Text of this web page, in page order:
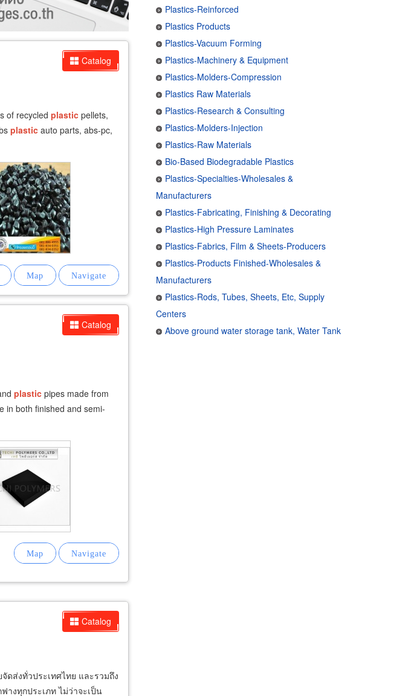
Catalog
of recycled plastic pellets,
plastic auto parts, abs-pc,
Catalog
plastic pipes made from
in both finished and semi-
Catalog
ดส่งทั่วประเทศไทย และรวมถึง
างทุกประเภท ไม่ว่าจะเป็น
Plastics-Reinforced
Plastics Products
Plastics-Vacuum Forming
Plastics-Machinery & Equipment
Plastics-Molders-Compression
Plastics Raw Materials
Plastics-Research & Consulting
Plastics-Molders-Injection
Plastics-Raw Materials
Bio-Based Biodegradable Plastics
Plastics-Specialties-Wholesales &
Manufacturers
Plastics-Fabricating, Finishing & Decorating
Plastics-High Pressure Laminates
Plastics-Fabrics, Film & Sheets-Producers
Plastics-Products Finished-Wholesales &
Manufacturers
Plastics-Rods, Tubes, Sheets, Etc, Supply
Centers
Above ground water storage tank, Water Tank